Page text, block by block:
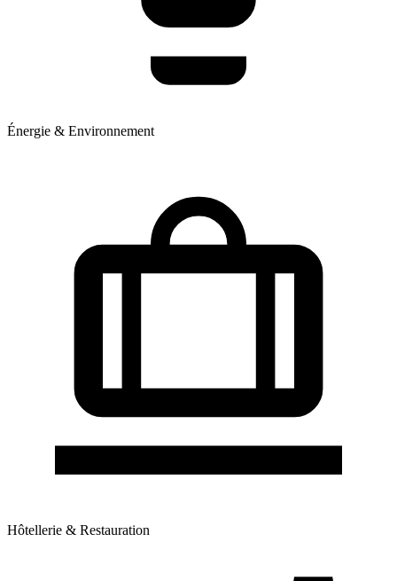
Énergie & Environnement
Hôtellerie & Restauration